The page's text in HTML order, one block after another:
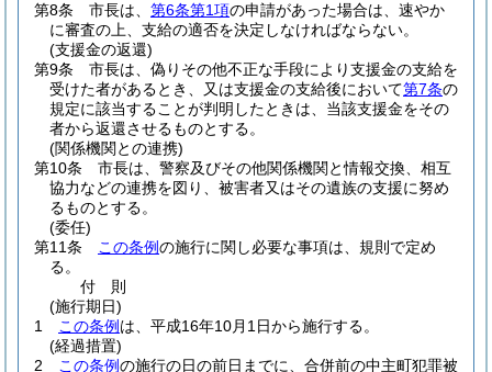
第8条
市長は、 第6条第1項の申請があった場合は、速やか
に審査の上、支給の適否を決定しなければならない。
(支援金の返還)
第9条
市長は、偽りその他不正な手段により支援金の支給を
受けた者があるとき、又は支援金の支給後において第7条の
規定に該当することが判明したときは、当該支援金をその
者から返還させるものとする。
(関係機関との連携)
第10条
市長は、警察及びその他関係機関と情報交換、相互
協力などの連携を図り、被害者又はその遺族の支援に努め
るものとする。
(委任)
第11条
この条例の施行に関し必要な事項は、規則で定め
る。
付 則
(施行期日)
1
この条例 は、平成16年10月1日から施行する。
(経過措置)
2
この条例の施行の日の前日までに、合併前の中主町犯罪被